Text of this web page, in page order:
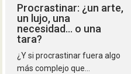
Procrastinar: ¿un arte,
un lujo, una
necesidad… o una
tara?
¿Y si procrastinar fuera algo
más complejo que...